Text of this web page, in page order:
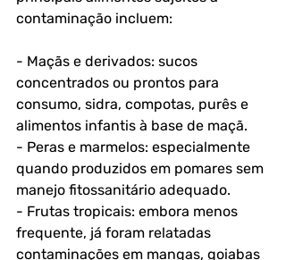
contaminação incluem:
- Maçãs e derivados: sucos
concentrados ou prontos para
consumo, sidra, compotas, purês e
alimentos infantis à base de maçã.
- Peras e marmelos: especialmente
quando produzidos em pomares sem
manejo fitossanitário adequado.
- Frutas tropicais: embora menos
frequente, já foram relatadas
contaminações em mangas, goiabas